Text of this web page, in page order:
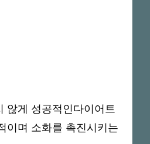
않게 성공적인다이어트
이며 소화를 촉진시키는